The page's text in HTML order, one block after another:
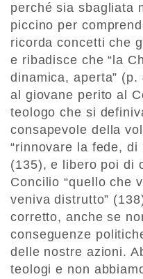
perché sia sbagliata
piccino per
ricorda concetti che
e ribadisce che “la
dinamica, aperta”
al giovane perito al
teologo che si
consapevole della
“rinnovare la fede, di
(135), e libero poi di
Concilio “quello che
veniva distrutto”
corretto, anche se
conseguenze
delle nostre azioni.
teologi e non